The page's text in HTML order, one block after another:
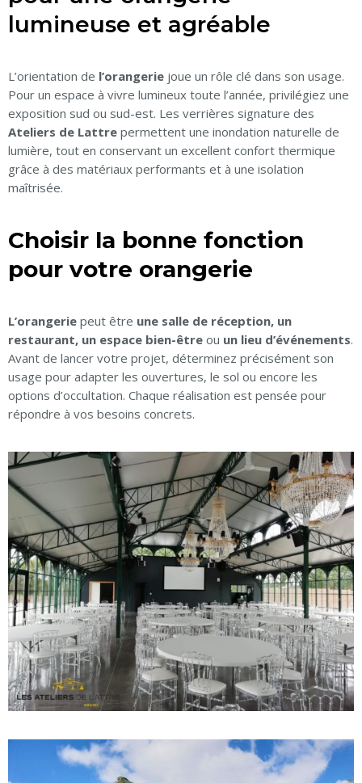
lumineuse et agréable
L’orientation de l’orangerie joue un rôle clé dans son usage.
Pour un espace à vivre lumineux toute l’année, privilégiez une
exposition sud ou sud-est. Les verrières signature des
Ateliers de Lattre permettent une inondation naturelle de
lumière, tout en conservant un excellent confort thermique
grâce à des matériaux performants et à une isolation
maîtrisée.
Choisir la bonne fonction
pour votre orangerie
L’orangerie peut être une salle de réception, un
restaurant, un espace bien-être ou un lieu d’événements.
Avant de lancer votre projet, déterminez précisément son
usage pour adapter les ouvertures, le sol ou encore les
options d’occultation. Chaque réalisation est pensée pour
répondre à vos besoins concrets.